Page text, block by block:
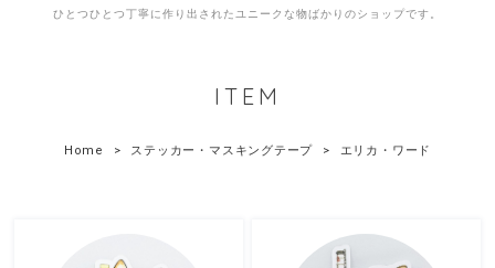
ひとつひとつ丁寧に作り出されたユニークな物ばかりのショップです。
ITEM
Home ステッカー・マスキングテープ エリカ・ワード